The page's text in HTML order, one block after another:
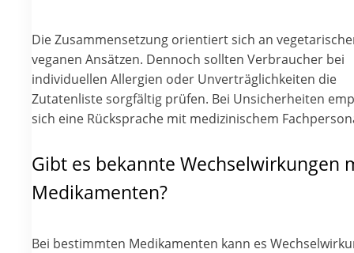
Die Zusammensetzung orientiert sich an
veganen Ansätzen. Dennoch sollten Verbraucher bei
individuellen Allergien oder Unverträglichkeiten die
Zutatenliste sorgfältig prüfen. Bei Unsicherheiten
sich eine Rücksprache mit medizinischem
Gibt es bekannte Wechselwirkungen
Medikamenten?
Bei bestimmten Medikamenten kann es